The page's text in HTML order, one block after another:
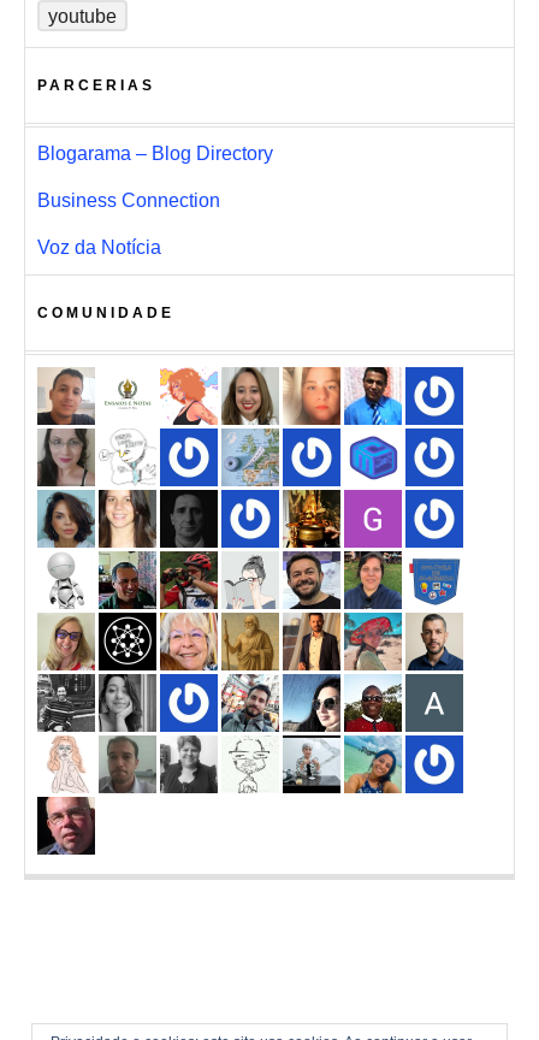
youtube
PARCERIAS
Blogarama – Blog Directory
Business Connection
Voz da Notícia
COMUNIDADE